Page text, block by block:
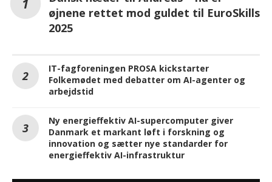
øjnene rettet mod guldet til EuroSkills
2025
IT-fagforeningen PROSA kickstarter
Folkemødet med debatter om AI-agenter og
arbejdstid
Ny energieffektiv AI-supercomputer giver
Danmark et markant løft i forskning og
innovation og sætter nye standarder for
energieffektiv AI-infrastruktur